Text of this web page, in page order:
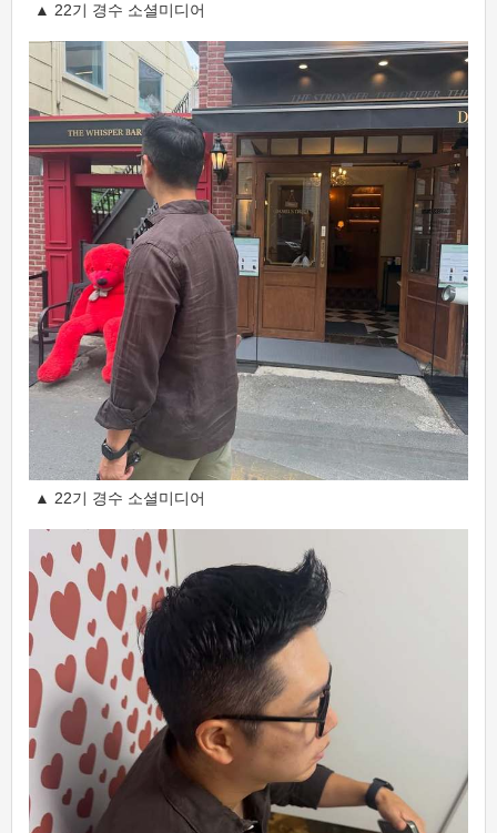
▲ 22기 경수 소셜미디어
▲ 22기 경수 소셜미디어